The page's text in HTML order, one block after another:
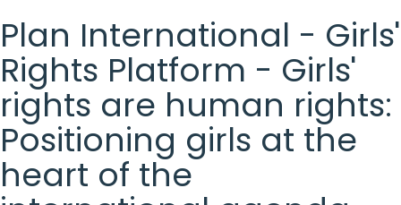
Plan International - Girls'
Rights Platform - Girls'
rights are human rights:
Positioning girls at the
heart of the